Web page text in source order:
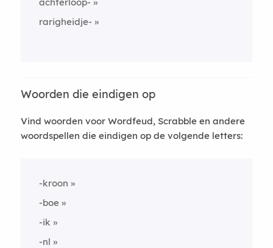
rarigheidje-
Woorden die eindigen op
Vind woorden voor Wordfeud, Scrabble en andere
woordspellen die eindigen op de volgende letters:
-kroon
-boe
-ik
-nl